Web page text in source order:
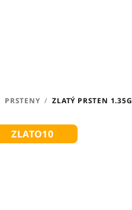
PRSTENY / ZLATÝ PRSTEN 1.35G
ZLATO10